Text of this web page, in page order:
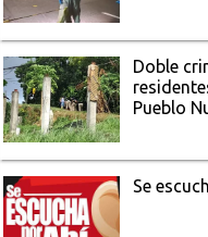
Doble
Pueblo
Se